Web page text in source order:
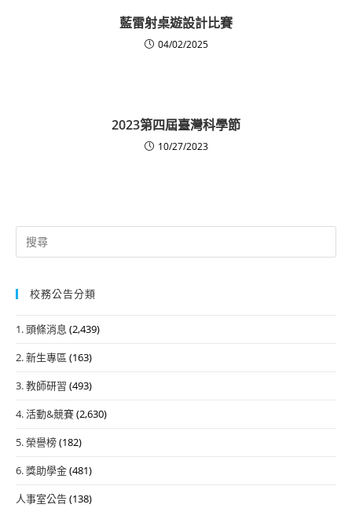
藍雷射桌遊設計比賽
04/02/2025
2023第四屆臺灣科學節
10/27/2023
Search
for:
校務公告分類
1. 頭條消息 (2,439)
2. 新生專區 (163)
3. 教師研習 (493)
4. 活動&競賽(2,630)
5. 榮譽榜(182)
6. 獎助學金(481)
人事室公告(138)